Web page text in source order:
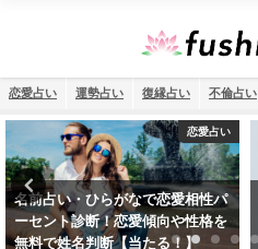
恋愛占い 運勢占い 復縁占い 不倫占い
運勢占い
四柱推命で2026年を読み解く！無
料診断であなたの生年月日で運勢
を確認